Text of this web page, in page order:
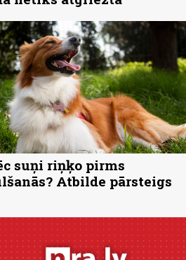
suņi riņķo pirms
Atbilde pārsteigs